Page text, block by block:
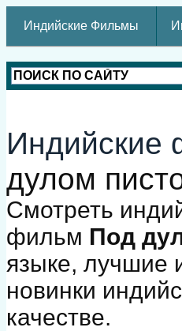
Индийские Фильмы
Индийские
дулом
Смотреть
фильм Под
языке, лучшие
новинки
качестве.